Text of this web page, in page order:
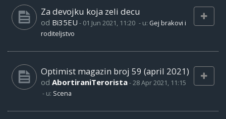
Za devojku koja zeli decu
od Bi35EU - 01 Jun 2021, 11:20 - u: Gej brakovi i
roditeljstvo
Optimist magazin broj 59 (april 2021)
od AbortiraniTerorista-28 Apr 2021, 11:15
- u: Scena